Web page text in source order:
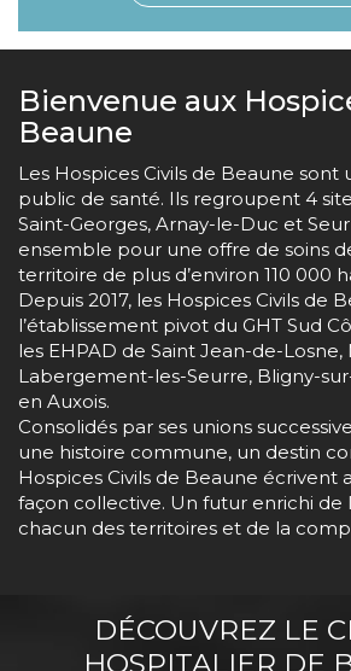
page
Contenu
2
Bienvenue aux
Beaune
Les Hospices Civils de Beaune
public de santé. Ils regroupent 4
Saint-Georges, Arnay-le-Duc et
ensemble pour une offre de soins
territoire de plus d’environ 110 000
Depuis 2017, les Hospices Civils de
l’établissement pivot du GHT Sud
les EHPAD de Saint Jean-de-Losne,
Labergement-les-Seurre, Bligny-
en Auxois.
Consolidés par ses unions
une histoire commune, un destin
Hospices Civils de Beaune écrivent
façon collective. Un futur enrichi de
chacun des territoires et de la
TITREDÉCOUVREZ LE
HOSPITALIER DE